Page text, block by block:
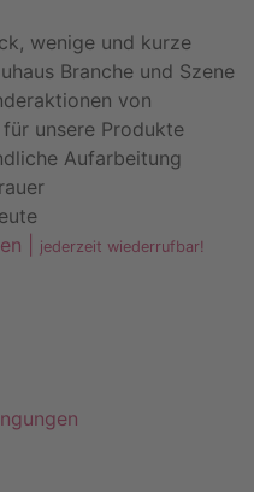
wenige und kurze
Branche und Szene
von
unsere Produkte
Aufarbeitung
|
jederzeit wiederrufbar!